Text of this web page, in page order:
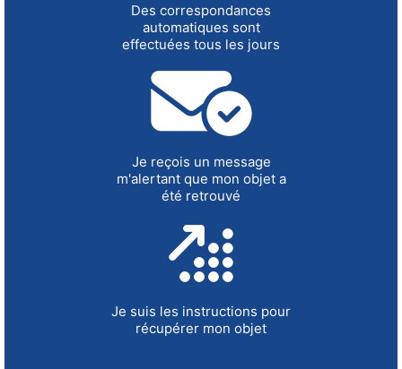
Des correspondances
automatiques sont
effectuées tous les jours
Je reçois un message
m'alertant que mon objet a
été retrouvé
Je suis les instructions pour
récupérer mon objet